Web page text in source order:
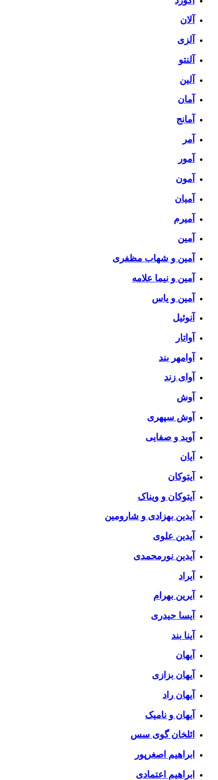
آلان
آلزی
آلنتو
آلین
آمان
آمانج
آمر
آمور
آمون
آمیان
آمیرم
آمین
آمین و شهاب مظفری
آمین و نیما علامه
آمین و یاس
آنوئیل
آواتار
آوامهر بند
آوای زند
آوش
آوش سپهری
آوید و صفایی
آیان
آیتوکان
آیتوکان و ویناک
آیدین بهزادی و شارومین
آیدین علوی
آیدین نورمحمدی
آیراد
آیرین بهرام
آیسا حیدری
آینا بند
آیهان
آیهان بزازی
آیهان راد
آیهان و نامیک
ائلخان گوی سس
ابراهیم اصغرپور
ابراهیم اعتمادی